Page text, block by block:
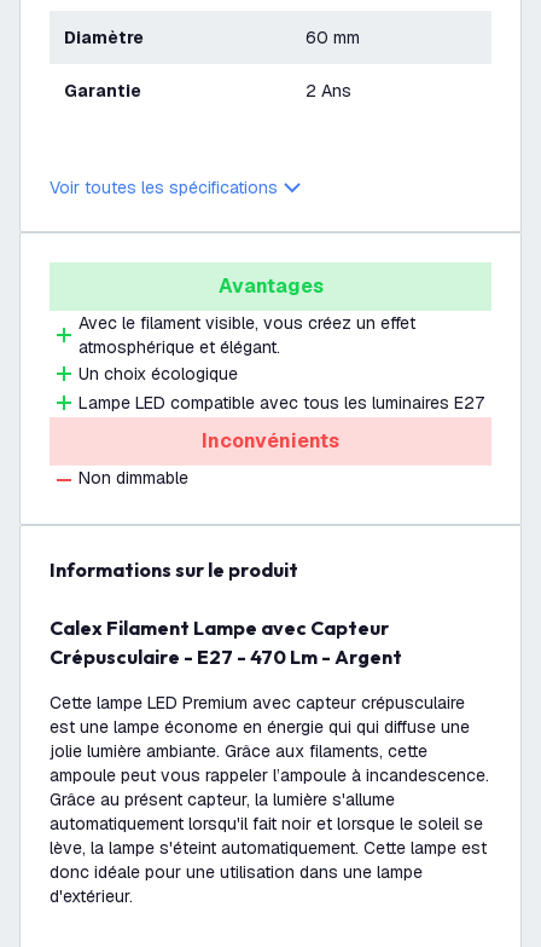
Diamètre 60 mm
Garantie 2 Ans
Voir toutes les spécifications
Avantages
Avec le filament visible, vous créez un effet
atmosphérique et élégant.
Un choix écologique
Lampe LED compatible avec tous les luminaires E27
Inconvénients
Non dimmable
Informations sur le produit
Calex Filament Lampe avec Capteur
Crépusculaire - E27 - 470 Lm - Argent
Cette lampe LED Premium avec capteur crépusculaire
est une lampe économe en énergie qui qui diffuse une
jolie lumière ambiante. Grâce aux filaments, cette
ampoule peut vous rappeler l’ampoule à incandescence.
Grâce au présent capteur, la lumière s'allume
automatiquement lorsqu'il fait noir et lorsque le soleil se
lève, la lampe s'éteint automatiquement. Cette lampe est
donc idéale pour une utilisation dans une lampe
d'extérieur.